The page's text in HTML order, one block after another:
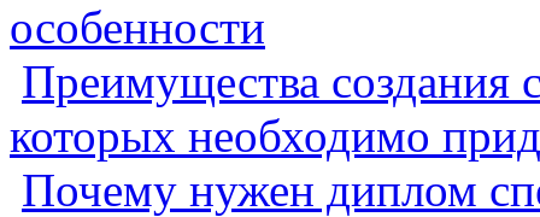
особенности
Преимущества создания
которых необходимо
Почему нужен диплом